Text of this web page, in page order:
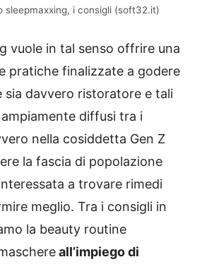
sleepmaxxing, i consigli (soft32.it)
vuole in tal senso offrire una
pratiche finalizzate a godere
sia davvero ristoratore e tali
diffusi tra i
nella cosiddetta Gen Z
la fascia di popolazione
a trovare rimedi
meglio. Tra i consigli in
la beauty routine
all’impiego di